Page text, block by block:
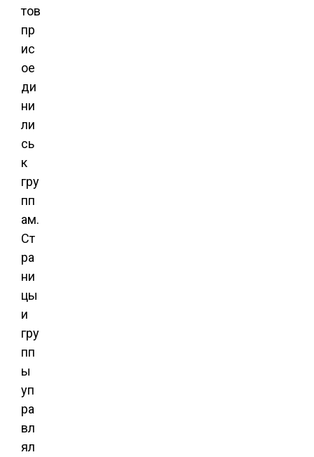
тов
пр
ис
ое
ди
ни
ли
сь
к
гру
пп
ам.
Ст
ра
ни
цы
и
гру
пп
ы
уп
ра
вл
ял